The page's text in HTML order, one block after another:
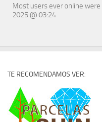
Most users ever online were
2025 @ 03:24
TE RECOMENDAMOS VER: